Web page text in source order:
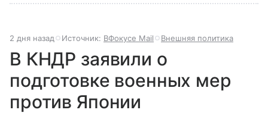
2 дня назад Источник: ВФокусе Mail Внешняя политика
В КНДР заявили о
подготовке военных мер
против Японии